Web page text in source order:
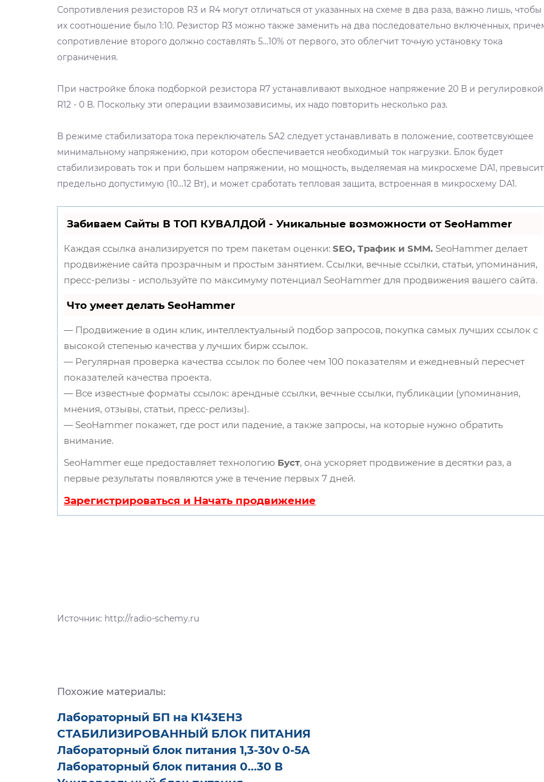
Сопротивления резисторов R3 и R4 могут отличаться от указанных на схеме в два раза, важно лишь, чтобы
их соотношение было 1:10. Резистор R3 можно также заменить на два последовательно включенных,
сопротивление второго должно составлять 5...10% от первого, это облегчит точную установку тока
ограничения.
При настройке блока подборкой резистора R7 устанавливают выходное напряжение 20 В и регулировкой
R12 - 0 В. Поскольку эти операции взаимозависимы, их надо повторить несколько раз.
В режиме стабилизатора тока переключатель SA2 следует устанавливать в положение, соответсвующее
минимальному напряжению, при котором обеспечивается необходимый ток нагрузки. Блок будет
стабилизировать ток и при большем напряжении, но мощность, выделяемая на микросхеме DA1, превысит
предельно допустимую (10...12 Вт), и может сработать тепловая защита, встроенная в микросхему DA1.
Забиваем Сайты В ТОП КУВАЛДОЙ - Уникальные возможности от SeoHammer
Каждая ссылка анализируется по трем пакетам оценки:SEO, Трафик и SMM. SeoHammer делает
продвижение сайта прозрачным и простым занятием. Ссылки, вечные ссылки, статьи, упоминания,
пресс-релизы - используйте по максимуму потенциал SeoHammer для продвижения вашего сайта.
Что умеет делать SeoHammer
— Продвижение в один клик, интеллектуальный подбор запросов, покупка самых лучших ссылок с
высокой степенью качества у лучших бирж ссылок.
— Регулярная проверка качества ссылок по более чем 100 показателям и ежедневный пересчет
показателей качества проекта.
— Все известные форматы ссылок: арендные ссылки, вечные ссылки, публикации (упоминания,
мнения, отзывы, статьи, пресс-релизы).
— SeoHammer покажет, где рост или падение, а также запросы, на которые нужно обратить
внимание.
SeoHammer еще предоставляет технологию Буст, она ускоряет продвижение в десятки раз, а
первые результаты появляются уже в течение первых 7 дней.
Зарегистрироваться и Начать продвижение
Источник: http://radio-schemy.ru
Похожие материалы:
Лабораторный БП на К143ЕНЗ
СТАБИЛИЗИРОВАННЫЙ БЛОК ПИТАНИЯ
Лабораторный блок питания 1,3-30v 0-5A
Лабораторный блок питания 0...30 В